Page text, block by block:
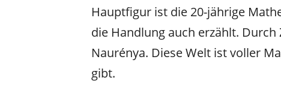
Hauptfigur ist die 20-jährige
die Handlung auch erzählt.
Naurénya. Diese Welt ist voller
gibt.